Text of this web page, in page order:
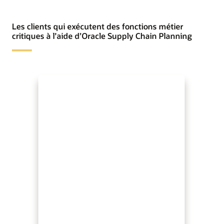
Les clients qui exécutent des fonctions métier
critiques à l’aide d’Oracle Supply Chain Planning